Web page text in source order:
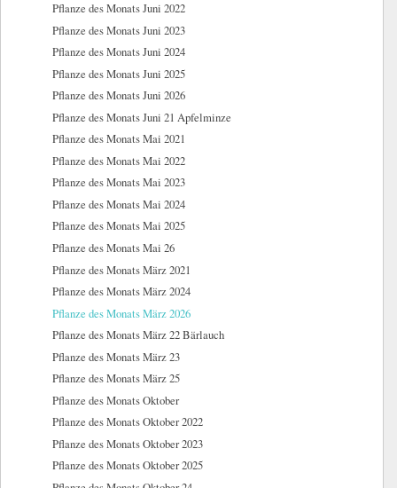
Pflanze des Monats Juni 2022
Pflanze des Monats Juni 2023
Pflanze des Monats Juni 2024
Pflanze des Monats Juni 2025
Pflanze des Monats Juni 2026
Pflanze des Monats Juni 21 Apfelminze
Pflanze des Monats Mai 2021
Pflanze des Monats Mai 2022
Pflanze des Monats Mai 2023
Pflanze des Monats Mai 2024
Pflanze des Monats Mai 2025
Pflanze des Monats Mai 26
Pflanze des Monats März 2021
Pflanze des Monats März 2024
Pflanze des Monats März 2026
Pflanze des Monats März 22 Bärlauch
Pflanze des Monats März 23
Pflanze des Monats März 25
Pflanze des Monats Oktober
Pflanze des Monats Oktober 2022
Pflanze des Monats Oktober 2023
Pflanze des Monats Oktober 2025